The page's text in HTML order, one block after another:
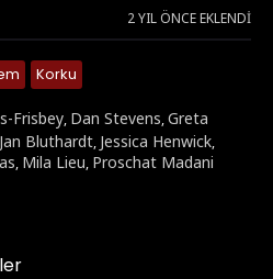
2 YIL ÖNCE EKLENDI
Korku
Frisbey, Dan Stevens,Greta
Jan Bluthardt, Jessica Henwick,
, Mila Lieu, Proschat Madani